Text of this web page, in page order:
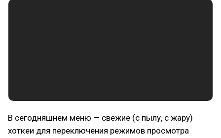
В сегодняшнем меню — свежие (с пылу, с жару)
хоткеи для переключения режимов просмотра